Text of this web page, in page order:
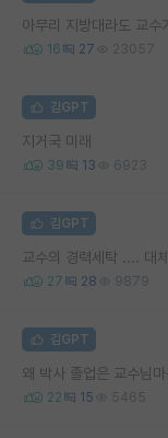
아무리 지방대라도 교
16 27 23057
김GPT
지거국 미래
39 13 6923
김GPT
교수의 경력세탁 .... 대
27 28 9879
김GPT
왜 박사 졸업은 교수님
22 15 5465